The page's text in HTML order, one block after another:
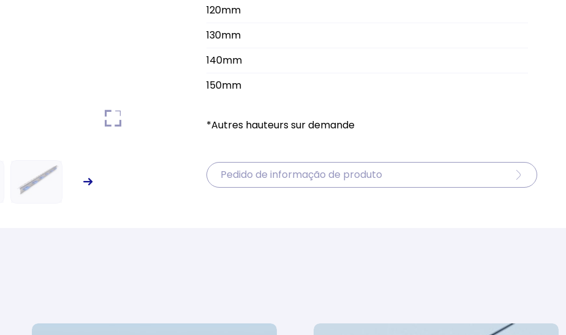
120mm
130mm
140mm
150mm
180mm
*Autres hauteurs sur demande
Pedido de informação de produto